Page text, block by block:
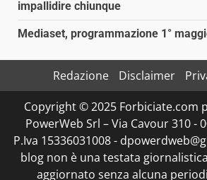
impallidire chiunque
Mediaset, programmazione 1°
Redazione Disclaimer
Copyright © 2025 Forbiciate.com
PowerWeb Srl – Via Cavour 310 -
P.Iva 15336031008 -
blog non è una testata
aggiornato senza alcuna